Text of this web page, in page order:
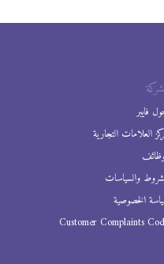
فايبر
العلامات التجارية
والسياسات
الخصوصية
Customer Complaints